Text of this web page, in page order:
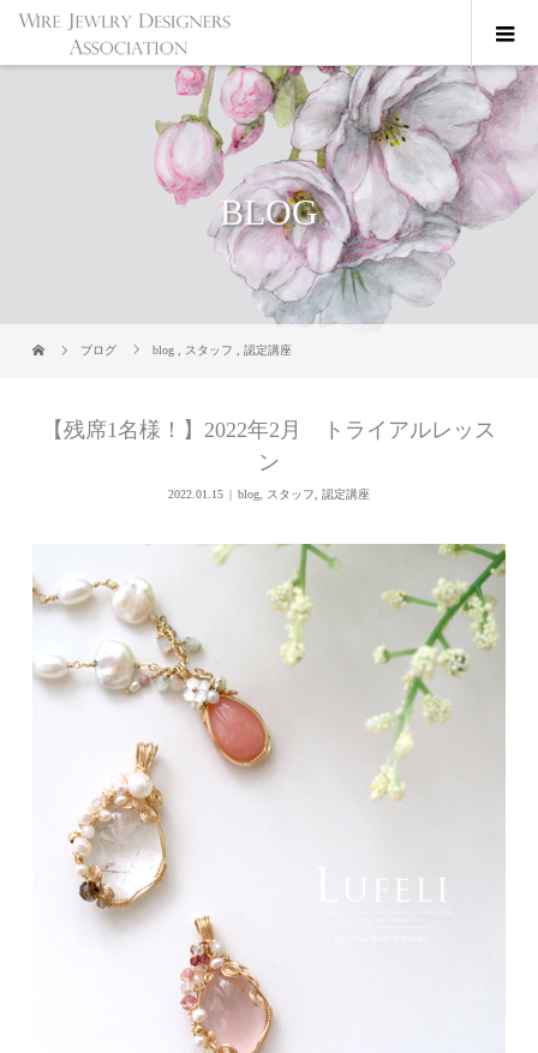
BLOG
ブログ blog スタッフ ,認定講座
【残席1名様！】2022年2月 トライアルレッス
ン
2022.01.15 blog, スタッフ, 認定講座